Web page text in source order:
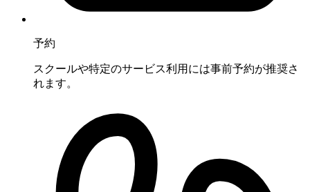
予約
スクールや特定のサービス利用には事前予約が推奨さ
れます。